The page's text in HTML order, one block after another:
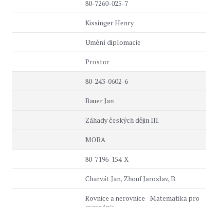
80-7260-025-7
Kissinger Henry
Umění diplomacie
Prostor
80-243-0602-6
Bauer Jan
Záhady českých dějin III.
MOBA
80-7196-154-X
Charvát Jan, Zhouf Jaroslav, B
Rovnice a nerovnice - Matematika pro